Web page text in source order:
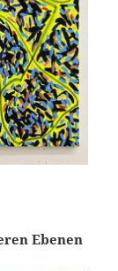
Ebenen